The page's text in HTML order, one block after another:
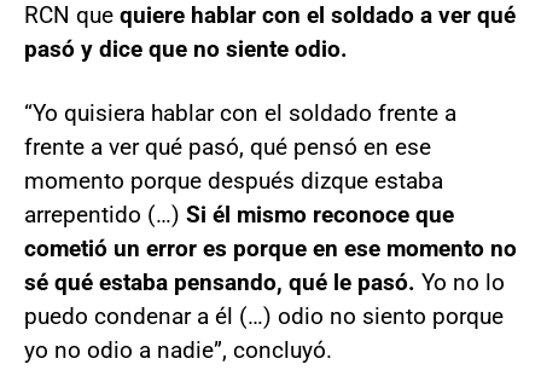
RCN que quiere hablar con el soldado a ver qué
pasó y dice que no siente odio.
“Yo quisiera hablar con el soldado frente a
frente a ver qué pasó, qué pensó en ese
momento porque después dizque estaba
arrepentido (…) Si él mismo reconoce que
cometió un error es porque en ese momento no
sé qué estaba pensando, qué le pasó. Yo no lo
puedo condenar a él (…) odio no siento porque
yo no odio a nadie”, concluyó.